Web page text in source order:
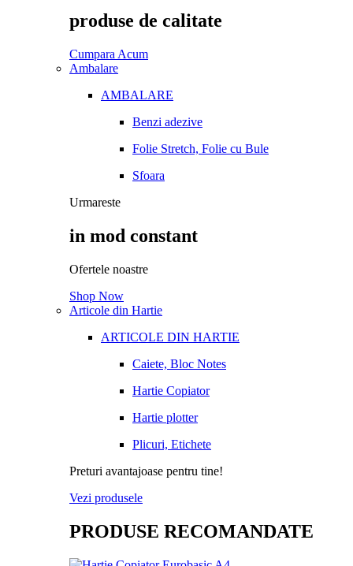
produse de calitate
Cumpara Acum
Ambalare
AMBALARE
Benzi adezive
Folie Stretch, Folie cu Bule
Sfoara
Urmareste
in mod constant
Ofertele noastre
Shop Now
Articole din Hartie
ARTICOLE DIN HARTIE
Caiete, Bloc Notes
Hartie Copiator
Hartie plotter
Plicuri, Etichete
Preturi avantajoase pentru tine!
Vezi produsele
PRODUSE RECOMANDATE